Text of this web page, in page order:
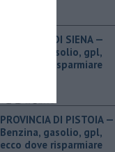
PROVINCIA DI SIENA — ​
Benzina, gasolio, gpl,
ecco dove risparmiare
PROVINCIA DI PISTOIA — ​
Benzina, gasolio, gpl,
ecco dove risparmiare